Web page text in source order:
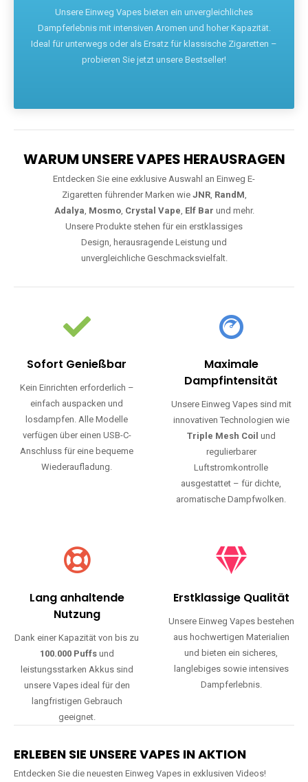
Unsere Einweg Vapes bieten ein unvergleichliches
Dampferlebnis mit intensiven Aromen und hoher Kapazität.
Ideal für unterwegs oder als Ersatz für klassische Zigaretten –
probieren Sie jetzt unsere Bestseller!
WARUM UNSERE VAPES HERAUSRAGEN
Entdecken Sie eine exklusive Auswahl an Einweg E-
Zigaretten führender Marken wie JNR, RandM,
Adalya, Mosmo, Crystal Vape, Elf Bar und mehr.
Unsere Produkte stehen für ein erstklassiges
Design, herausragende Leistung und
unvergleichliche Geschmacksvielfalt.
Sofort Genießbar
Kein Einrichten erforderlich –
einfach auspacken und
losdampfen. Alle Modelle
verfügen über einen USB-C-
Anschluss für eine bequeme
Wiederaufladung.
Maximale
Dampfintensität
Unsere Einweg Vapes sind mit
innovativen Technologien wie
Triple Mesh Coil und
regulierbarer
Luftstromkontrolle
ausgestattet – für dichte,
aromatische Dampfwolken.
Lang anhaltende
Nutzung
Dank einer Kapazität von bis zu
100.000 Puffsund
leistungsstarken Akkus sind
unsere Vapes ideal für den
langfristigen Gebrauch
geeignet.
Erstklassige Qualität
Unsere Einweg Vapes bestehen
aus hochwertigen Materialien
und bieten ein sicheres,
langlebiges sowie intensives
Dampferlebnis.
ERLEBEN SIE UNSERE VAPES IN AKTION
Entdecken Sie die neuesten Einweg Vapes in exklusiven Videos!